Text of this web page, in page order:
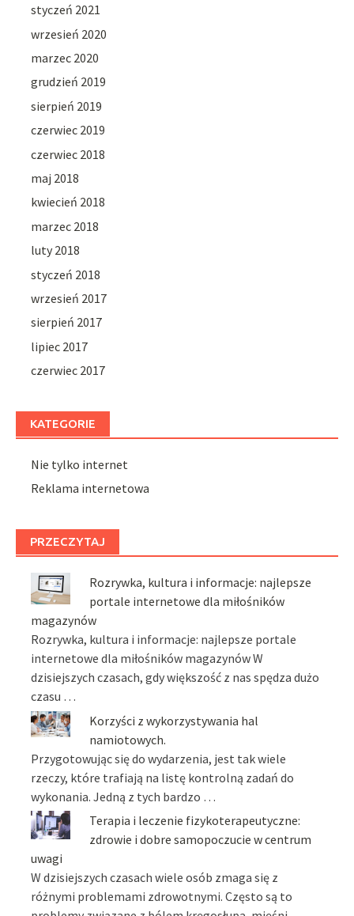
styczeń 2021
wrzesień 2020
marzec 2020
grudzień 2019
sierpień 2019
czerwiec 2019
czerwiec 2018
maj 2018
kwiecień 2018
marzec 2018
luty 2018
styczeń 2018
wrzesień 2017
sierpień 2017
lipiec 2017
czerwiec 2017
KATEGORIE
Nie tylko internet
Reklama internetowa
PRZECZYTAJ
Rozrywka, kultura i informacje: najlepsze
portale internetowe dla miłośników
magazynów
Rozrywka, kultura i informacje: najlepsze portale
internetowe dla miłośników magazynów W
dzisiejszych czasach, gdy większość z nas spędza dużo
czasu …
Korzyści z wykorzystywania hal
namiotowych.
Przygotowując się do wydarzenia, jest tak wiele
rzeczy, które trafiają na listę kontrolną zadań do
wykonania. Jedną z tych bardzo …
Terapia i leczenie fizykoterapeutyczne:
zdrowie i dobre samopoczucie w centrum
uwagi
W dzisiejszych czasach wiele osób zmaga się z
różnymi problemami zdrowotnymi. Często są to